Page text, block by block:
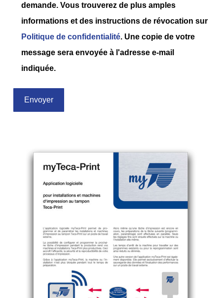
demande. Vous trouverez de plus amples
informations et des instructions de révocation sur
Politique de confidentialité. Une copie de votre
message sera envoyée à l'adresse e-mail
indiquée.